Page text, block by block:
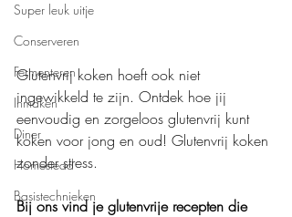
Super leuk uitje
Conserveren
Fermenteren
Inmaken
Diner
Homestead
Basistechnieken
Glutenvrij koken hoeft ook niet
ingewikkeld te zijn. Ontdek hoe jij
eenvoudig en zorgeloos glutenvrij kunt
koken voor jong en oud! Glutenvrij koken
zonder stress.
Bij ons vind je glutenvrije recepten die